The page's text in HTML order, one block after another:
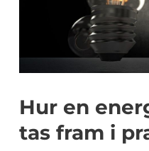
Hur en
tas fram i